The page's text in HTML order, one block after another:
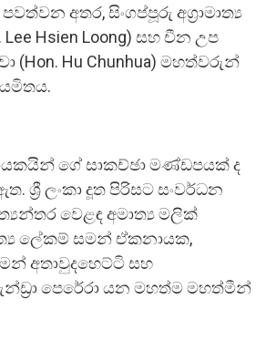
අතර, සිංගප්පූරු අග්‍රාමාත්‍ය
Hsien Loong) සහ චීන උප
(Hon. Hu Chunhua) මහත්වරුන්
ගේ සාකච්ඡා මණ්ඩපයක් ද
ශ්‍රී ලංකා දූත පිරිසට සංවර්ධන
වෙළඳ අමාත්‍ය මලික්
ලේකම් සමන් ඒකනායක,
අතාවුදහෙට්ටි සහ
පෙරේරා යන මහත්ම මහත්මීන්